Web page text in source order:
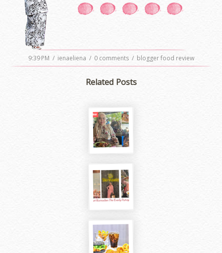
9:39 PM / ienaeliena / 0 comments / blogger food review
Related Posts